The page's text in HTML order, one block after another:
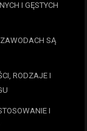
I GĘSTYCH
SĄ
RODZAJE I
I